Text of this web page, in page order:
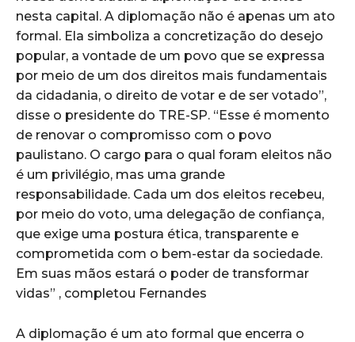
nesta capital. A diplomação não é apenas um ato
formal. Ela simboliza a concretização do desejo
popular, a vontade de um povo que se expressa
por meio de um dos direitos mais fundamentais
da cidadania, o direito de votar e de ser votado”,
disse o presidente do TRE-SP. “Esse é momento
de renovar o compromisso com o povo
paulistano. O cargo para o qual foram eleitos não
é um privilégio, mas uma grande
responsabilidade. Cada um dos eleitos recebeu,
por meio do voto, uma delegação de confiança,
que exige uma postura ética, transparente e
comprometida com o bem-estar da sociedade.
Em suas mãos estará o poder de transformar
vidas” , completou Fernandes
A diplomação é um ato formal que encerra o